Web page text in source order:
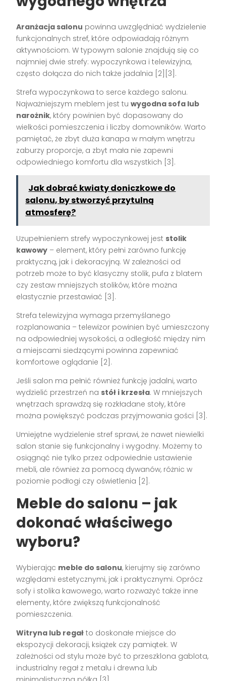
Aranżacja salonu powinna uwzględniać wydzielenie
funkcjonalnych stref, które odpowiadają różnym
aktywnościom. W typowym salonie znajdują się co
najmniej dwie strefy: wypoczynkowa i telewizyjna,
często dołącza do nich także jadalnia [2][3].
Strefa wypoczynkowa to serce każdego salonu.
Najważniejszym meblem jest tuwygodna sofa lub
narożnik, który powinien być dopasowany do
wielkości pomieszczenia i liczby domowników. Warto
pamiętać, że zbyt duża kanapa w małym wnętrzu
zaburzy proporcje, a zbyt mała nie zapewni
odpowiedniego komfortu dla wszystkich [3].
Jak dobrać kwiaty doniczkowe do
salonu, by stworzyć przytulną
atmosferę?
Uzupełnieniem strefy wypoczynkowej jest stolik
kawowy – element, który pełni zarówno funkcję
praktyczną, jak i dekoracyjną. W zależności od
potrzeb może to być klasyczny stolik, pufa z blatem
czy zestaw mniejszych stolików, które można
elastycznie przestawiać [3].
Strefa telewizyjna wymaga przemyślanego
rozplanowania – telewizor powinien być umieszczony
na odpowiedniej wysokości, a odległość między nim
a miejscami siedzącymi powinna zapewniać
komfortowe oglądanie [2].
Jeśli salon ma pełnić również funkcję jadalni, warto
wydzielić przestrzeń na stół i krzesła. W mniejszych
wnętrzach sprawdzą się rozkładane stoły, które
można powiększyć podczas przyjmowania gości [3].
Umiejętne wydzielenie stref sprawi, że nawet niewielki
salon stanie się funkcjonalny i wygodny. Możemy to
osiągnąć nie tylko przez odpowiednie ustawienie
mebli, ale również za pomocą dywanów, różnic w
poziomie podłogi czy oświetlenia [2].
Meble do salonu – jak
dokonać właściwego
wyboru?
Wybierając meble do salonu, kierujmy się zarówno
względami estetycznymi, jak i praktycznymi. Oprócz
sofy i stolika kawowego, warto rozważyć także inne
elementy, które zwiększą funkcjonalność
pomieszczenia.
Witryna lub regał to doskonałe miejsce do
ekspozycji dekoracji, książek czy pamiątek. W
zależności od stylu może być to przeszklona gablota,
industrialny regał z metalu i drewna lub